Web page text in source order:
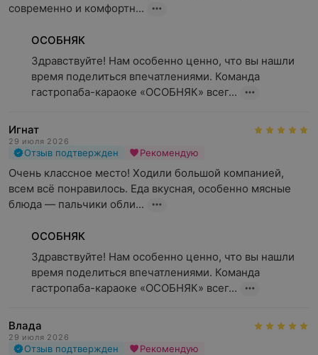
современно и комфортн...
ОСОБНЯК
Здравствуйте! Нам особенно ценно, что вы нашли
время поделиться впечатлениями. Команда
гастропаба-караоке «ОСОБНЯК» всег...
Игнат
29 июля 2026
Отзыв подтвержден Рекомендую
Очень классное место! Ходили большой компанией,
всем всё понравилось. Еда вкусная, особенно мясные
блюда — пальчики обли...
ОСОБНЯК
Здравствуйте! Нам особенно ценно, что вы нашли
время поделиться впечатлениями. Команда
гастропаба-караоке «ОСОБНЯК» всег...
Влада
29 июля 2026
Отзыв подтвержден Рекомендую